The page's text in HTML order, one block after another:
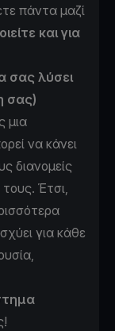
πάντα μαζί
και για
σας λύσει
σας)
μια
να κάνει
διανομείς
Έτσι,
για κάθε